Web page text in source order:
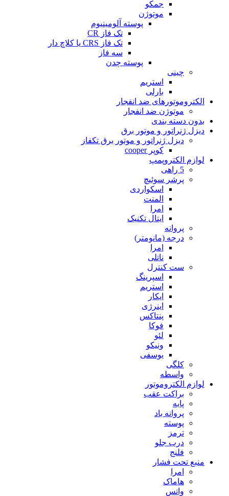
جمکو
موتوژن
پوسته آلومینیوم
تک فاز CR
تک فاز CRS یا کلاچ دار
سه فاز
پوسته چدن
چینی
استریم
بارلی
الکتروموتورهای ضد انفجار
موتوژن ضد انفجار
بدون دسته بندی
دیزل ژنراتور و موتور برق
دیزل ژنراتور و موتور برق تکفاز
کوپر cooper
لوازم الکتروپمپ
5 راهی
پرشر سوئیچ
اسکواردی
المنت
امرا
ایتال تکنیک
پروانه
درجه (مانومتر)
امرا
ناتلی
ست کنترل
اسپرینگ
استریم
ایکار
اینرژی
پنتاکس
فوکا
لئو
ونیکو
یوسفی
کلگی
واسطه
لوازم الکتروموتور
براکت عقب
پایه
پروانه باد
پوسته
ترمز
درب جلو
فلنج
منبع تحت فشار
امرا
هاماک
واتس